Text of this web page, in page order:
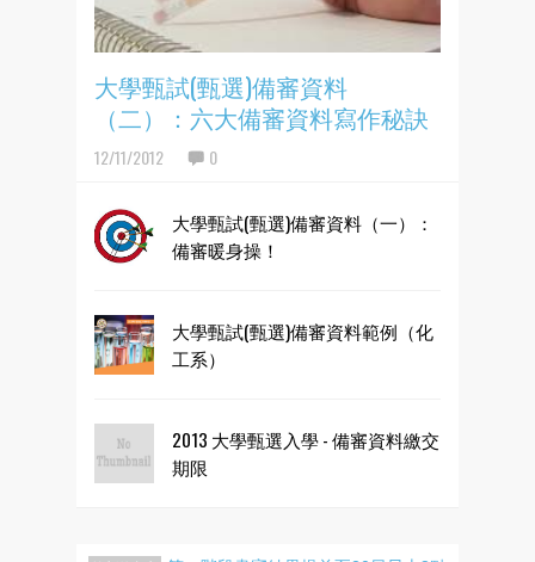
大學甄試(甄選)備審資料
（二）：六大備審資料寫作秘訣
12/11/2012 0
大學甄試(甄選)備審資料（一）：
備審暖身操！
大學甄試(甄選)備審資料範例（化
工系）
2013 大學甄選入學 - 備審資料繳交
期限